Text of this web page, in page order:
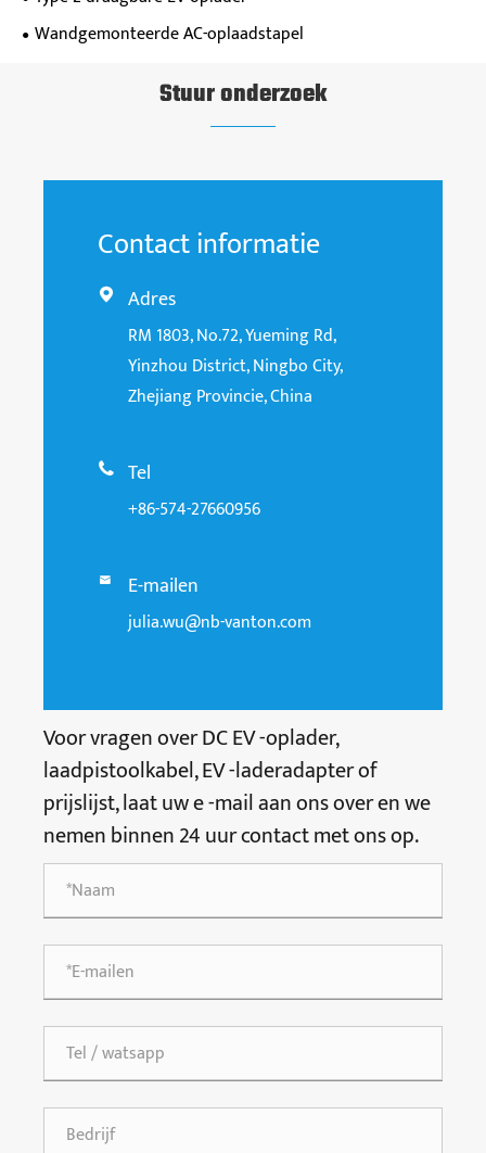
Wandgemonteerde AC-oplaadstapel
Stuur onderzoek
Contact informatie
 Adres
RM 1803, No.72, Yueming Rd,
Yinzhou District, Ningbo City,
Zhejiang Provincie, China
 Tel
+86-574-27660956
 E-mailen
julia.wu@nb-vanton.com
Voor vragen over DC EV -oplader,
laadpistoolkabel, EV -laderadapter of
prijslijst, laat uw e -mail aan ons over en we
nemen binnen 24 uur contact met ons op.